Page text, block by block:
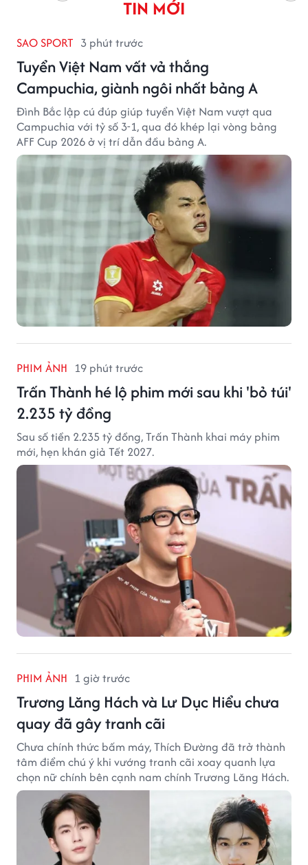
TIN MỚI
SAO SPORT 3 phút trước
Tuyển Việt Nam vất vả thắng
Campuchia, giành ngôi nhất bảng A
Đình Bắc lập cú đúp giúp tuyển Việt Nam vượt qua
Campuchia với tỷ số 3-1, qua đó khép lại vòng bảng
AFF Cup 2026 ở vị trí dẫn đầu bảng A.
PHIM ẢNH 19 phút trước
Trấn Thành hé lộ phim mới sau khi 'bỏ túi'
2.235 tỷ đồng
Sau số tiền 2.235 tỷ đồng, Trấn Thành khai máy phim
mới, hẹn khán giả Tết 2027.
PHIM ẢNH 1 giờ trước
Trương Lăng Hách và Lư Dục Hiểu chưa
quay đã gây tranh cãi
Chưa chính thức bấm máy, Thích Đường đã trở thành
tâm điểm chú ý khi vướng tranh cãi xoay quanh lựa
chọn nữ chính bên cạnh nam chính Trương Lăng Hách.